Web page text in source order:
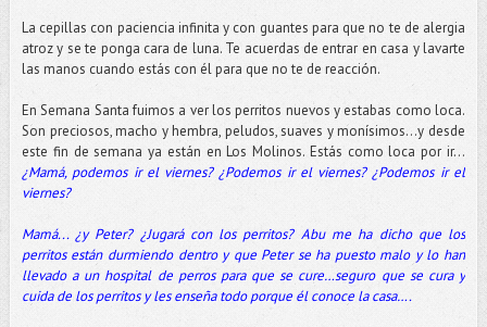
La cepillas con paciencia infinita y con guantes para que no te de alergia
atroz y se te ponga cara de luna. Te acuerdas de entrar en casa y lavarte
las manos cuando estás con él para que no te de reacción.
En Semana Santa fuimos a ver los perritos nuevos y estabas como loca.
Son preciosos, macho y hembra, peludos, suaves y monísimos…y desde
este fin de semana ya están en Los Molinos. Estás como loca por ir…
¿Mamá, podemos ir el viernes? ¿Podemos ir el viernes? ¿Podemos ir el
viernes?
Mamá... ¿y Peter? ¿Jugará con los perritos? Abu me ha dicho que los
perritos están durmiendo dentro y que Peter se ha puesto malo y lo han
llevado a un hospital de perros para que se cure…seguro que se cura y
cuida de los perritos y les enseña todo porque él conoce la casa….